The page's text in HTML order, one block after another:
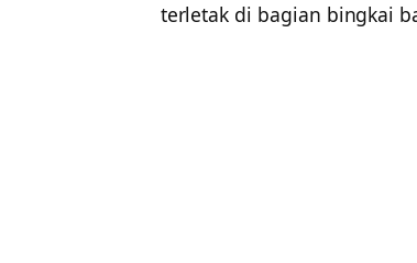
terletak di bagian bingkai